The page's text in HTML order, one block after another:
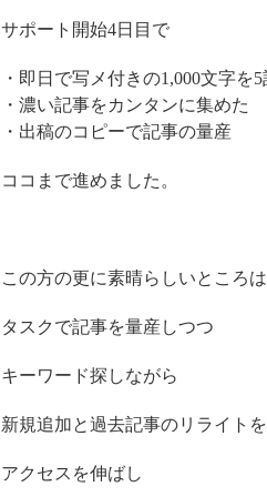
サポート開始4日目で
・即日で写メ付きの1,000文字を5
・濃い記事をカンタンに集めた
・出稿のコピーで記事の量産
ココまで進めました。
この方の更に素晴らしいところは
タスクで記事を量産しつつ
キーワード探しながら
新規追加と過去記事のリライト
アクセスを伸ばし